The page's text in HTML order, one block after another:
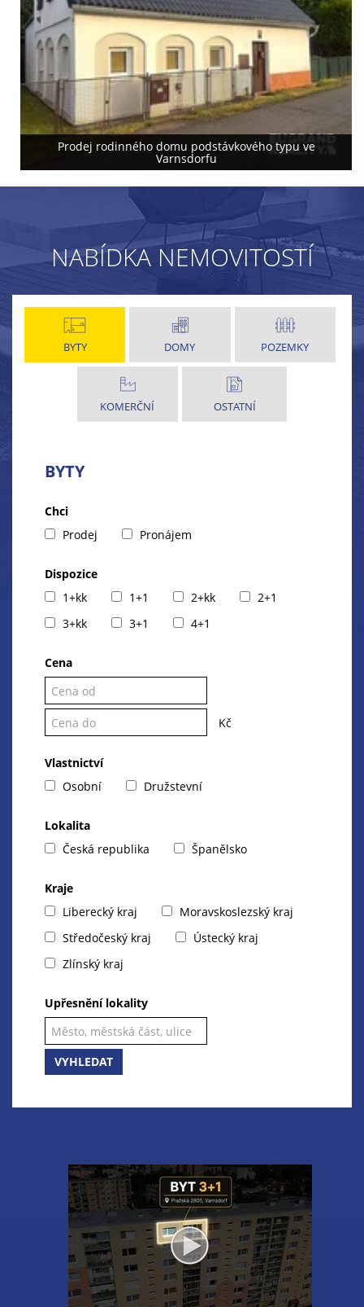
Prodej rodinného domu podstávkového typu ve
Varnsdorfu
NABÍDKA NEMOVITOSTÍ
BYTY DOMY POZEMKY
KOMERČNÍ OSTATNÍ
BYTY
Chci
Prodej
Pronájem
Dispozice
1+kk
1+1 2+kk
2+1
3+kk
3+1 4+1
Cena
Kč
Vlastnictví
Osobní
Družstevní
Lokalita
Česká republika
Španělsko
Kraje
Liberecký kraj
Moravskoslezský kraj
Středočeský kraj
Ústecký kraj
Zlínský kraj
Upřesnění lokality
VYHLEDAT